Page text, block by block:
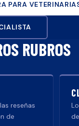
PARA
RUBROS
reseñas
de